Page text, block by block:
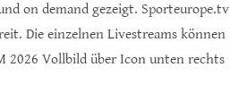
on demand gezeigt. Sporteurope.tv
Die einzelnen Livestreams können
2026 Vollbild über Icon unten rechts